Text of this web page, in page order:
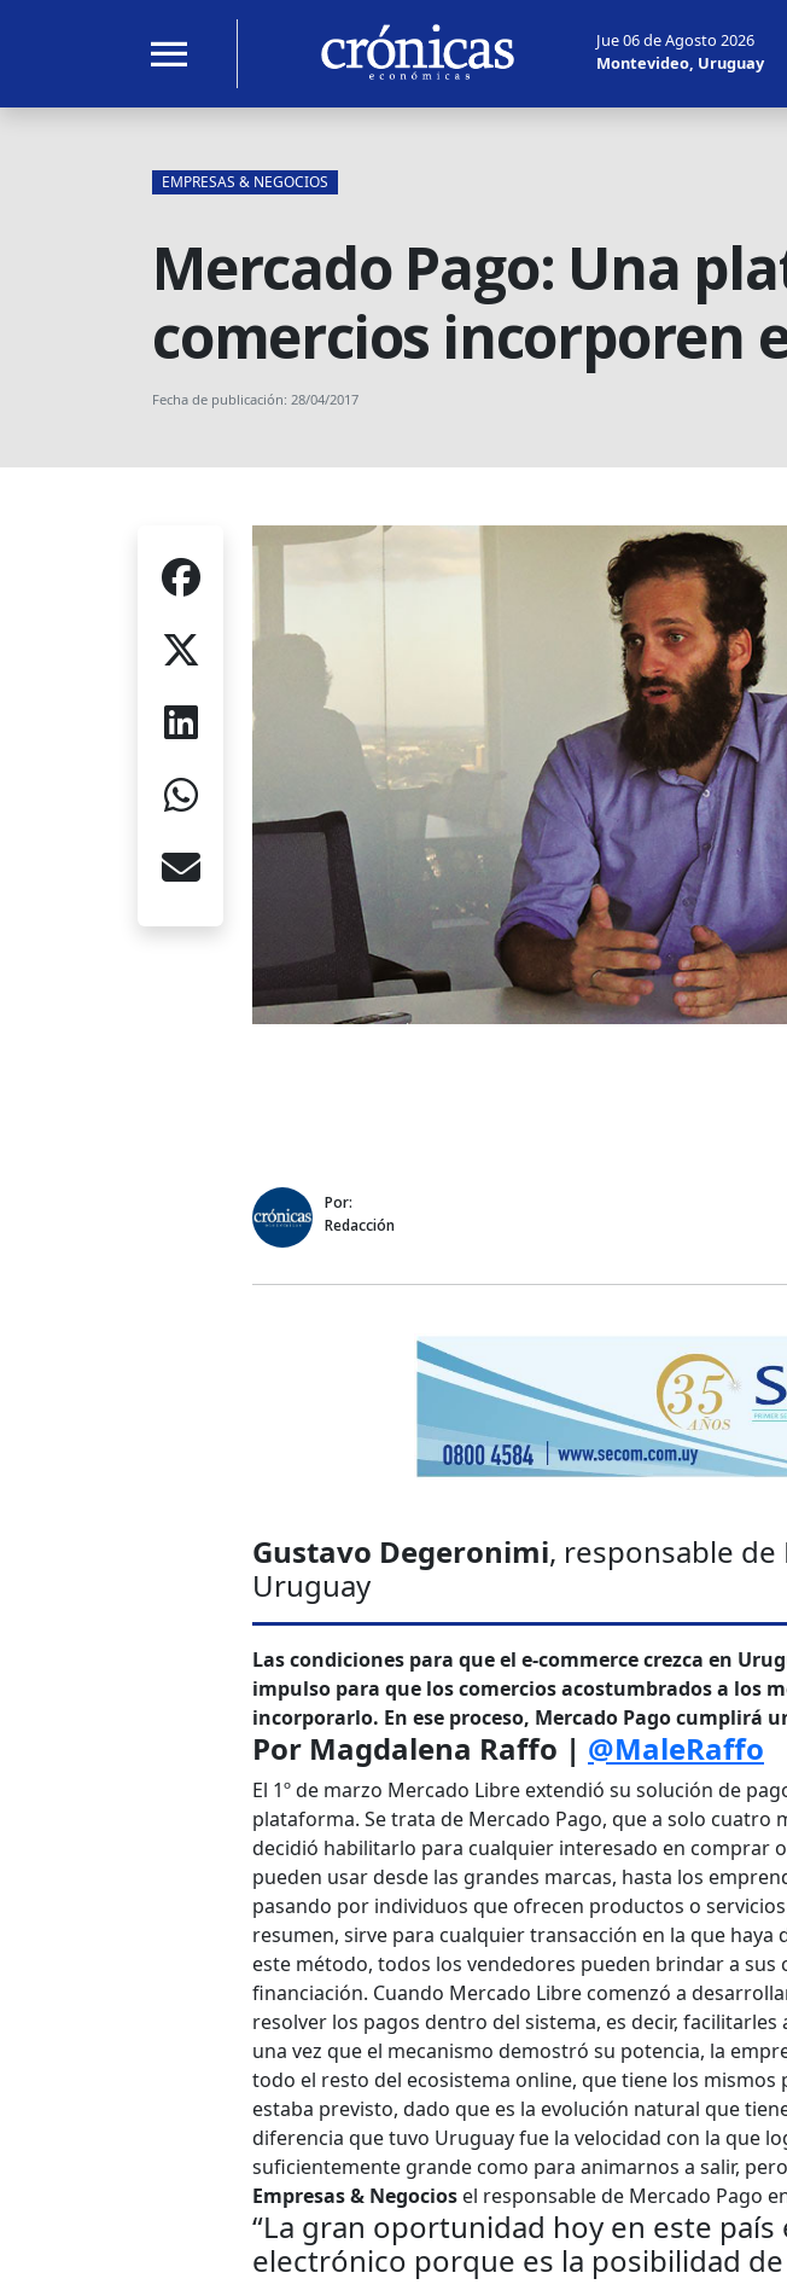
menu
Jue 06 de Agosto 2026
Montevideo, Uruguay
EMPRESAS & NEGOCIOS
Mercado Pago: Una
comercios incorporen
Fecha de publicación: 28/04/2017
Por:
Redacción
Gustavo Degeronimi, responsable
Uruguay
Las condiciones para que el e-commerce crezca en
impulso para que los comercios acostumbrados a los
incorporarlo. En ese proceso, Mercado Pago cumplirá
Por Magdalena Raffo | @MaleRaffo
El 1º de marzo Mercado Libre extendió su solución de
plataforma. Se trata de Mercado Pago, que a solo cuatro
decidió habilitarlo para cualquier interesado en comprar
pueden usar desde las grandes marcas, hasta los
pasando por individuos que ofrecen productos o
resumen, sirve para cualquier transacción en la que
este método, todos los vendedores pueden brindar a sus
financiación. Cuando Mercado Libre comenzó a
resolver los pagos dentro del sistema, es decir,
una vez que el mecanismo demostró su potencia, la
todo el resto del ecosistema online, que tiene los mismos
estaba previsto, dado que es la evolución natural que
diferencia que tuvo Uruguay fue la velocidad con la que
suficientemente grande como para animarnos a salir,
Empresas & Negocios el responsable de Mercado Pago
“La gran oportunidad hoy en este
electrónico porque es la posibilidad